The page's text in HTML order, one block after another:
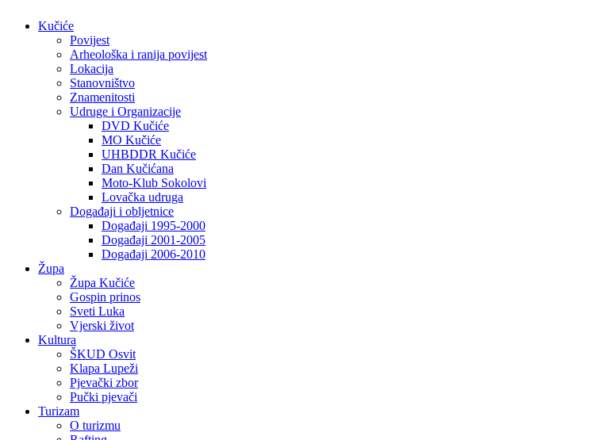
Kučiće
Povijest
Arheološka i ranija povijest
Lokacija
Stanovništvo
Znamenitosti
Udruge i Organizacije
DVD Kučiće
MO Kučiće
UHBDDR Kučiće
Dan Kučićana
Moto-Klub Sokolovi
Lovačka udruga
Događaji i obljetnice
Događaji 1995-2000
Događaji 2001-2005
Događaji 2006-2010
Župa
Župa Kučiće
Gospin prinos
Sveti Luka
Vjerski život
Kultura
ŠKUD Osvit
Klapa Lupeži
Pjevački zbor
Pučki pjevači
Turizam
O turizmu